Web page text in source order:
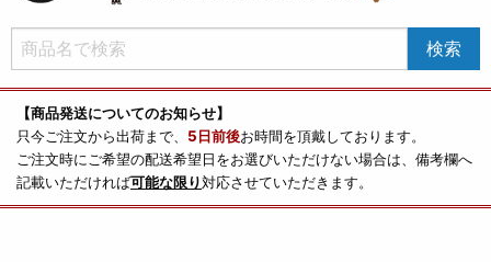
【商品発送についてのお知らせ】
只今ご注文から出荷まで、 5日前後お時間を頂戴しております。
ご注文時にご希望の配送希望日をお選びいただけない場合は、備考欄へ
記載いただければ可能な限り対応させていただきます。